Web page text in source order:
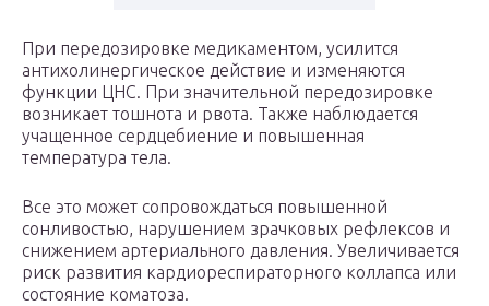
При передозировке медикаментом, усилится
антихолинергическое действие и изменяются
функции ЦНС. При значительной передозировке
возникает тошнота и рвота. Также наблюдается
учащенное сердцебиение и повышенная
температура тела.
Все это может сопровождаться повышенной
сонливостью, нарушением зрачковых рефлексов и
снижением артериального давления. Увеличивается
риск развития кардиореспираторного коллапса или
состояние коматоза.